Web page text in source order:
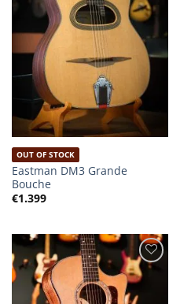
OUT OF STOCK
Eastman DM3 Grande
Bouche
€1.399